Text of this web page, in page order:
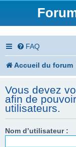
FAQ
Accueil du forum
Vous devez
afin de
utilisateurs.
Nom d’utilisateur :